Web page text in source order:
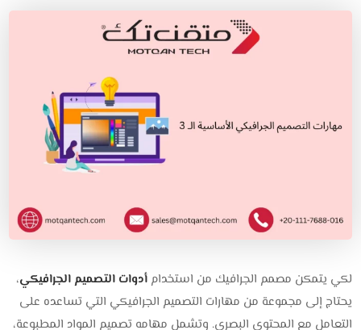
لكي يتمكن مصمم الجرافيك من استخدامأدوات التصميم الجرافيكي،
يحتاج إلى مجموعة من مهارات التصميم الجرافيكي التي تساعده على
التعامل مع المحتوى البصري. وتشمل مهامه تصميم المواد المطبوعة،